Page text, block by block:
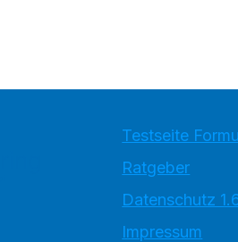
Testseite
Ratgeber
Datenschutz
Impressum